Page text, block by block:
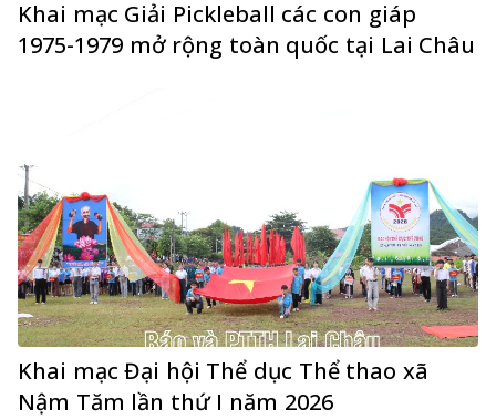
Khai mạc Giải Pickleball các con giáp
1975-1979 mở rộng toàn quốc tại Lai Châu
Khai mạc Đại hội Thể dục Thể thao xã
Nậm Tăm lần thứ I năm 2026